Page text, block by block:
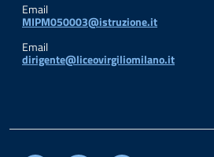
Email
MIPM050003@istruzione.it
Email
dirigente@liceovirgiliomilano.it